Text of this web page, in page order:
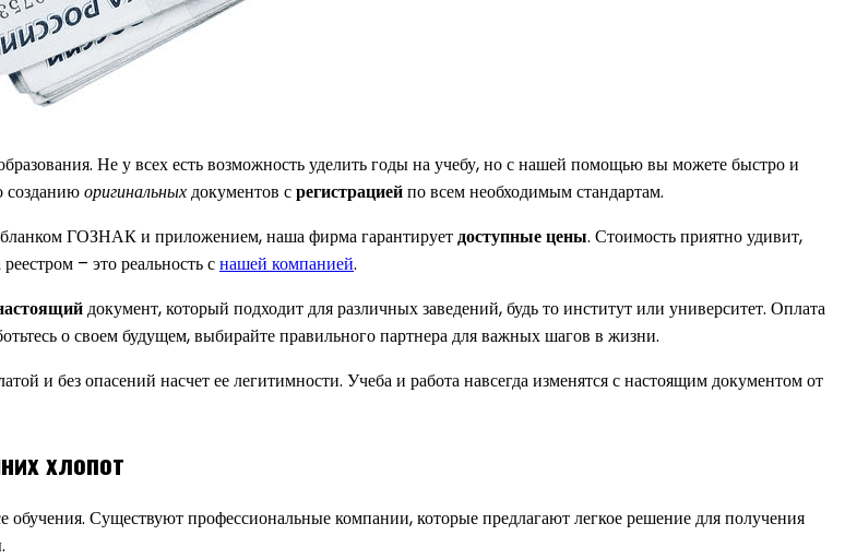
Не у всех есть возможность уделить годы на учебу, но с нашей помощью вы можете быстро и
созданиюоригинальныхдокументов срегистрациейпо всем необходимым стандартам.
ГОЗНАК и приложением, наша фирма гарантируетдоступные цены. Стоимость приятно удивит,
– это реальность снашей компанией.
документ, который подходит для различных заведений, будь то институт или университет. Оплата
о своем будущем, выбирайте правильного партнера для важных шагов в жизни.
и без опасений насчет ее легитимности. Учеба и работа навсегда изменятся с настоящим документом от
хлопот
Существуют профессиональные компании, которые предлагают легкое решение для получения